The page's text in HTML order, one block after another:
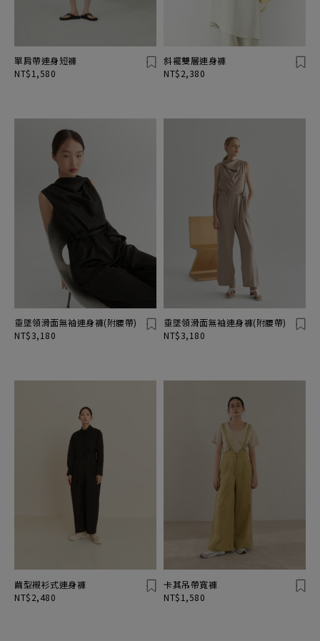
單肩帶連身短褲
NT$1,580
斜襬雙層連身褲
NT$2,380
垂墜領滑面無袖連身褲(附腰帶)
NT$3,180
垂墜領滑面無袖連身褲(附腰帶)
NT$3,180
繭型襯衫式連身褲
NT$2,480
卡其吊帶寬褲
NT$1,580